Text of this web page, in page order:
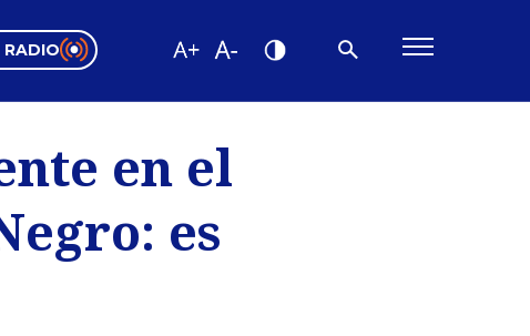
RADIO
en el
es